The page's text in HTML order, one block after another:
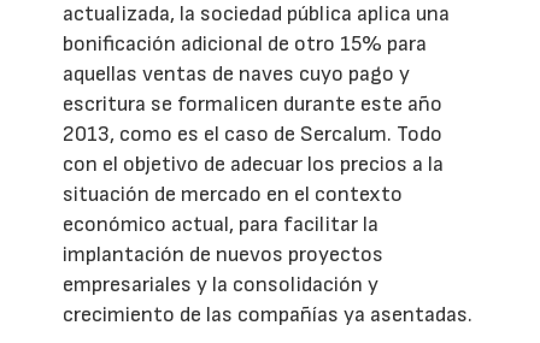
actualizada, la sociedad pública aplica una
bonificación adicional de otro 15% para
aquellas ventas de naves cuyo pago y
escritura se formalicen durante este año
2013, como es el caso de Sercalum. Todo
con el objetivo de adecuar los precios a la
situación de mercado en el contexto
económico actual, para facilitar la
implantación de nuevos proyectos
empresariales y la consolidación y
crecimiento de las compañías ya asentadas.